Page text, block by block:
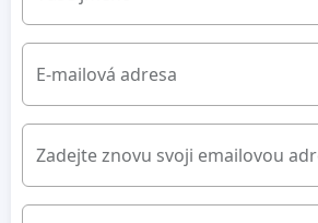
E-mailová adresa
Zadejte znovu svoji emailovou